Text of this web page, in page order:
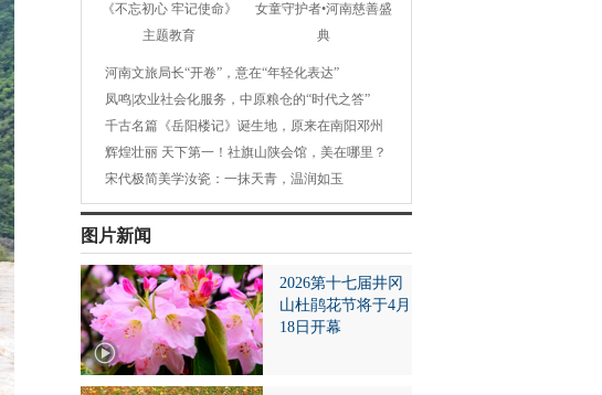
《不忘初心 牢记使命》
主题教育
女童守护者•河南慈善盛
典
河南文旅局长“开卷”，意在“年轻化表达”
凤鸣|农业社会化服务，中原粮仓的“时代之答”
千古名篇《岳阳楼记》诞生地，原来在南阳邓州
辉煌壮丽 天下第一！社旗山陕会馆，美在哪里？
宋代极简美学汝瓷：一抹天青，温润如玉
图片新闻
2026第十七届井冈
山杜鹃花节将于4月
18日开幕